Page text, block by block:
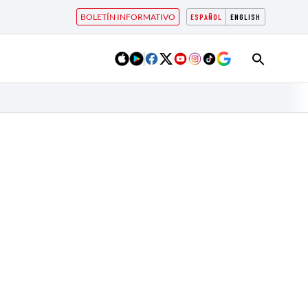
ESPAÑOL ENGLISH
BOLETÍN INFORMATIVO